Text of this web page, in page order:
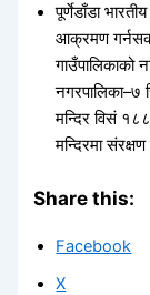
पूर्णेडाँडा
आक्रमण
गाउँपालिकाको
नगरपालिका–७
मन्दिर विसं
मन्दिरमा
Share this:
Facebook
X